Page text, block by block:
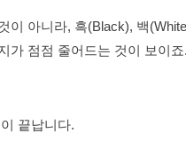
이 아니라, 흑(Black), 백
가 점점 줄어드는 것이 보이죠.
끝납니다.